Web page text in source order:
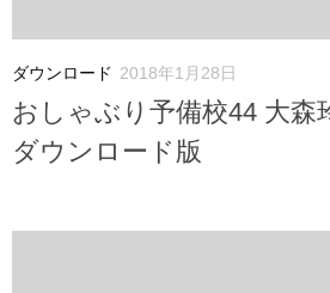
ダウンロード 2018年1月28日
おしゃぶり予備校44 大森
ダウンロード版